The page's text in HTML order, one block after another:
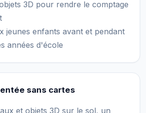
3D pour rendre le comptage
jeunes enfants avant et pendant
années d'école
sans cartes
et objets 3D sur le sol, un